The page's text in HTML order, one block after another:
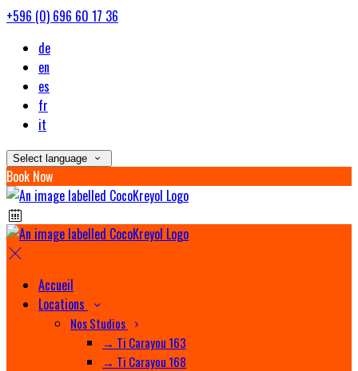
+596 (0) 696 60 17 36
de
en
es
fr
it
Select language
Book Now
Accueil
Locations
Nos Studios
→ Ti Carayou 163
→ Ti Carayou 168